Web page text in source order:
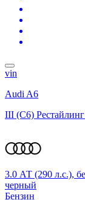
vin
Audi A6
III (C6) Рестайлинг
3.0 АТ (290 л.с.),
черный
Бензин